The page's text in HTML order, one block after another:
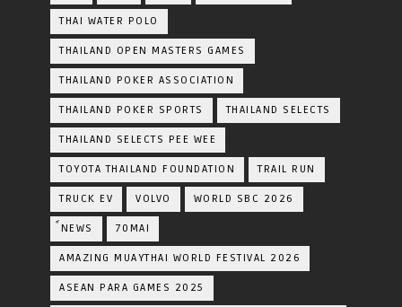
THAI WATER POLO
THAILAND OPEN MASTERS GAMES
THAILAND POKER ASSOCIATION
THAILAND POKER SPORTS THAILAND SELECTS
THAILAND SELECTS PEE WEE
TOYOTA​ THAILAND​ FOUNDATION TRAIL RUN
TRUCK EV VOLVO WORLD SBC 2026
์NEWS 70MAI
AMAZING MUAYTHAI WORLD FESTIVAL 2026
ASEAN PARA GAMES 2025